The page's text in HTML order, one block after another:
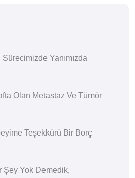
Yanımızda
Olan Metastaz Ve Tümör
Teşekkürü Bir Borç
Yok Demedik,